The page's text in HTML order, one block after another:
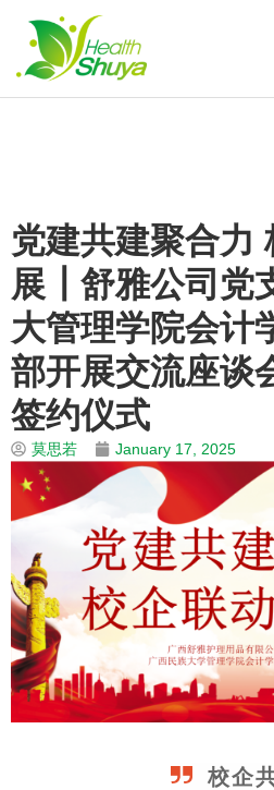
Skip
党建共建聚合力
展┃舒雅公司党
大管理学院会计
部开展交流座谈
签约仪式
莫思若 January 17, 2025
校企